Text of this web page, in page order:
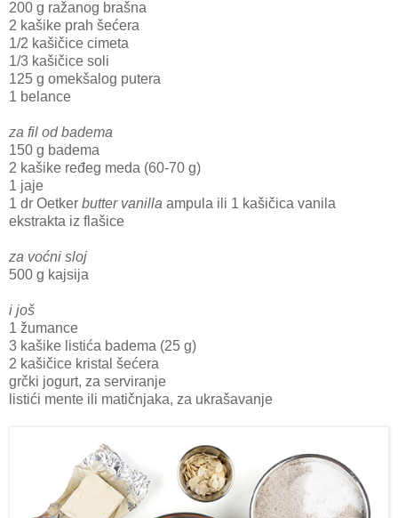
200 g ražanog brašna
2 kašike prah šećera
1/2 kašičice cimeta
1/3 kašičice soli
125 g omekšalog putera
1 belance
za fil od badema
150 g badema
2 kašike ređeg meda (60-70 g)
1 jaje
1 dr Oetker butter vanilla ampula ili 1 kašičica vanila
ekstrakta iz flašice
za voćni sloj
500 g kajsija
i još
1 žumance
3 kašike listića badema (25 g)
2 kašičice kristal šećera
grčki jogurt, za serviranje
listići mente ili matičnjaka, za ukrašavanje